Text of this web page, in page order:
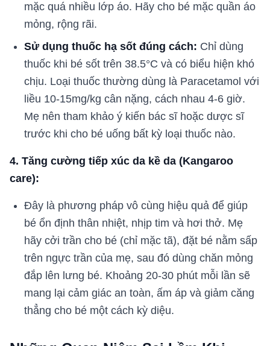
mặc quá nhiều lớp áo. Hãy cho bé mặc quần áo
mỏng, rộng rãi.
Sử dụng thuốc hạ sốt đúng cách: Chỉ dùng
thuốc khi bé sốt trên 38.5°C và có biểu hiện khó
chịu. Loại thuốc thường dùng là Paracetamol với
liều 10-15mg/kg cân nặng, cách nhau 4-6 giờ.
Mẹ nên tham khảo ý kiến bác sĩ hoặc dược sĩ
trước khi cho bé uống bất kỳ loại thuốc nào.
4. Tăng cường tiếp xúc da kề da (Kangaroo
care):
Đây là phương pháp vô cùng hiệu quả để giúp
bé ổn định thân nhiệt, nhịp tim và hơi thở. Mẹ
hãy cởi trần cho bé (chỉ mặc tã), đặt bé nằm sấp
trên ngực trần của mẹ, sau đó dùng chăn mỏng
đắp lên lưng bé. Khoảng 20-30 phút mỗi lần sẽ
mang lại cảm giác an toàn, ấm áp và giảm căng
thẳng cho bé một cách kỳ diệu.